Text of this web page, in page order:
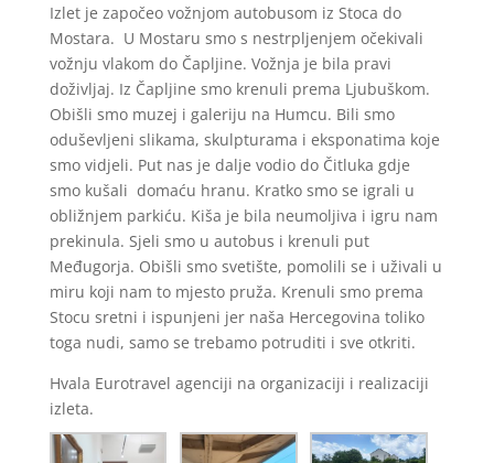
Izlet je započeo vožnjom autobusom iz Stoca do
Mostara. U Mostaru smo s nestrpljenjem očekivali
vožnju vlakom do Čapljine. Vožnja je bila pravi
doživljaj. Iz Čapljine smo krenuli prema Ljubuškom.
Obišli smo muzej i galeriju na Humcu. Bili smo
oduševljeni slikama, skulpturama i eksponatima koje
smo vidjeli. Put nas je dalje vodio do Čitluka gdje
smo kušali domaću hranu. Kratko smo se igrali u
obližnjem parkiću. Kiša je bila neumoljiva i igru nam
prekinula. Sjeli smo u autobus i krenuli put
Međugorja. Obišli smo svetište, pomolili se i uživali u
miru koji nam to mjesto pruža. Krenuli smo prema
Stocu sretni i ispunjeni jer naša Hercegovina toliko
toga nudi, samo se trebamo potruditi i sve otkriti.
Hvala Eurotravel agenciji na organizaciji i realizaciji
izleta.